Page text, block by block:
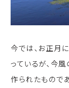
今では、お正月
っているが、今
作られたもので